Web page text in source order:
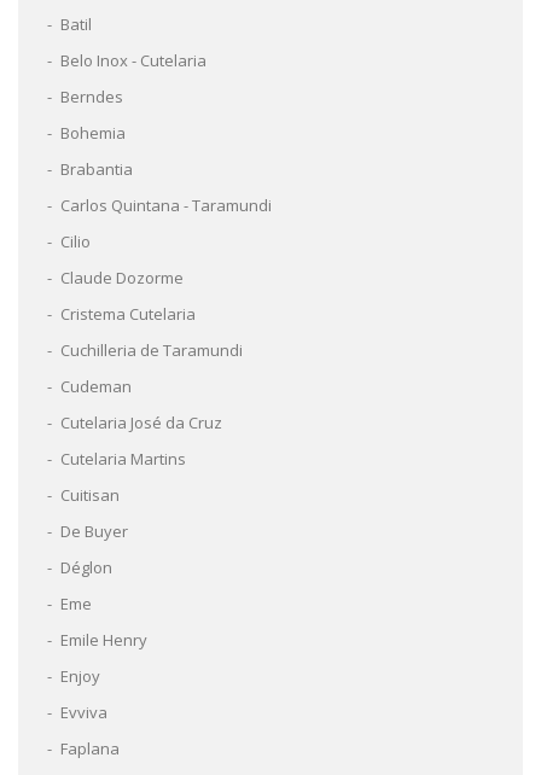
Batil
Belo Inox - Cutelaria
Berndes
Bohemia
Brabantia
Carlos Quintana - Taramundi
Cilio
Claude Dozorme
Cristema Cutelaria
Cuchilleria de Taramundi
Cudeman
Cutelaria José da Cruz
Cutelaria Martins
Cuitisan
De Buyer
Déglon
Eme
Emile Henry
Enjoy
Evviva
Faplana